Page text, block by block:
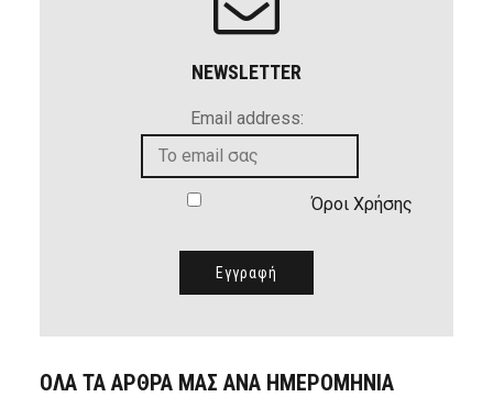
NEWSLETTER
Email address:
Όροι Χρήσης
ΟΛΑ ΤΑ ΑΡΘΡΑ ΜΑΣ ΑΝΑ ΗΜΕΡΟΜΗΝΙΑ